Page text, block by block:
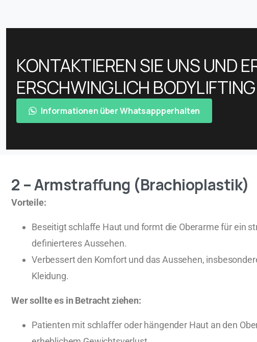
KONTAKTIEREN SIE UNS UND
ERSCHWINGLICH
Informationen über Whatsappperhalten
2 – Armstraffung (Brachioplastik)
Vorteile:
Beseitigt schlaffe Haut und formt die Oberarme für ein
definierteres Aussehen.
Verbessert den Komfort und das Aussehen,
Kleidung.
Wer sollte es in Betracht ziehen:
Patienten mit schlaffer oder hängender Haut an den